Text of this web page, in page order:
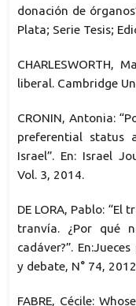
donación de
Plata; Serie Tesis;
CHARLESWORTH,
liberal. Cambridge
CRONIN, Antonia:
preferential status
Israel”. En: Israel
Vol. 3, 2014.
DE LORA, Pablo: “El
tranvía. ¿Por qué
cadáver?”.
y debate, N° 74,
FABRE, Cécile: